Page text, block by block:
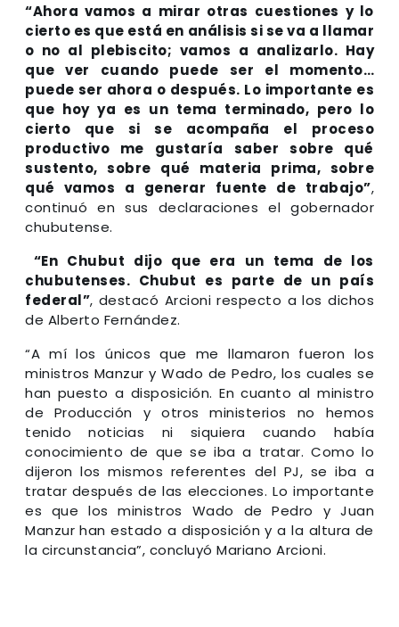
“Ahora vamos a mirar otras cuestiones y lo
cierto es que está en análisis si se va a llamar
o no al plebiscito; vamos a analizarlo. Hay
que ver cuando puede ser el momento…
puede ser ahora o después. Lo importante es
que hoy ya es un tema terminado, pero lo
cierto que si se acompaña el proceso
productivo me gustaría saber sobre qué
sustento, sobre qué materia prima, sobre
qué vamos a generar fuente de trabajo”,
continuó en sus declaraciones el gobernador
chubutense.
“En Chubut dijo que era un tema de los
chubutenses. Chubut es parte de un país
federal”, destacó Arcioni respecto a los dichos
de Alberto Fernández.
“A mí los únicos que me llamaron fueron los
ministros Manzur y Wado de Pedro, los cuales se
han puesto a disposición. En cuanto al ministro
de Producción y otros ministerios no hemos
tenido noticias ni siquiera cuando había
conocimiento de que se iba a tratar. Como lo
dijeron los mismos referentes del PJ, se iba a
tratar después de las elecciones. Lo importante
es que los ministros Wado de Pedro y Juan
Manzur han estado a disposición y a la altura de
la circunstancia”, concluyó Mariano Arcioni.